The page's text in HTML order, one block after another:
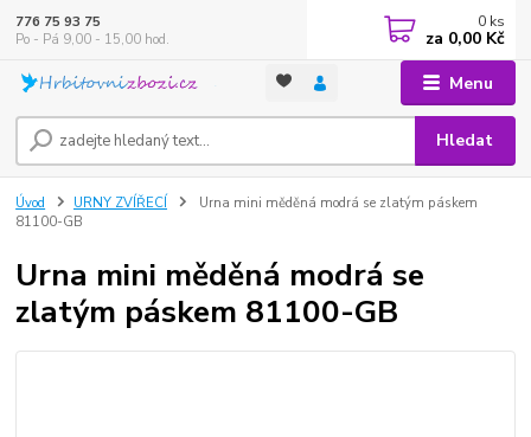
Menu
Hledat
776 75 93 75
Po - Pá 9,00 - 15,00 hod.
0 ks
za 0,00 Kč
Úvod URNY ZVÍŘECÍ
Urna mini měděná modrá se zlatým páskem
81100-GB
Urna mini měděná modrá se
zlatým páskem 81100-GB